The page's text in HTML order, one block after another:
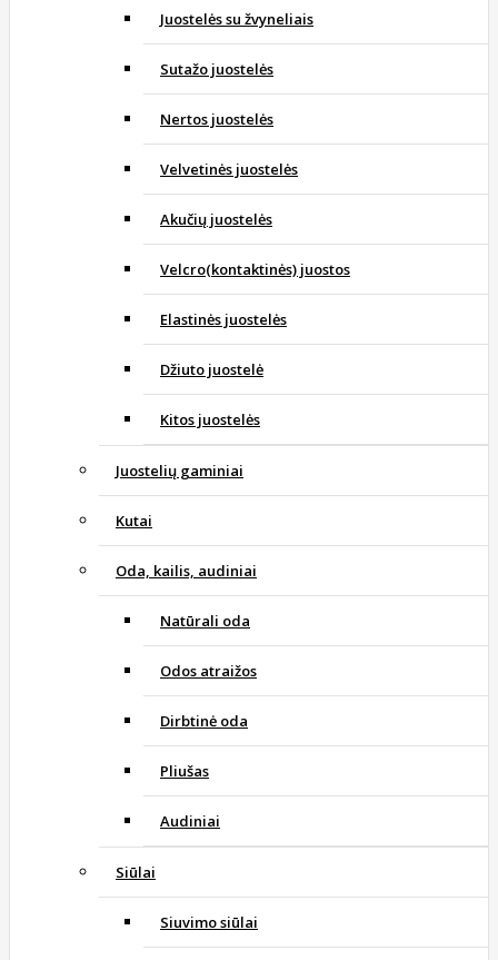
Juostelės su žvyneliais
Sutažo juostelės
Nertos juostelės
Velvetinės juostelės
Akučių juostelės
Velcro(kontaktinės) juostos
Elastinės juostelės
Džiuto juostelė
Kitos juostelės
Juostelių gaminiai
Kutai
Oda, kailis, audiniai
Natūrali oda
Odos atraižos
Dirbtinė oda
Pliušas
Audiniai
Siūlai
Siuvimo siūlai